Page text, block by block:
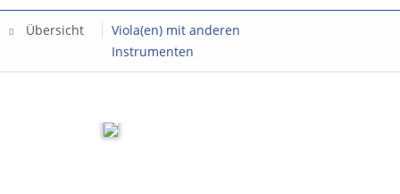
Übersicht
Viola(en) mit anderen
Instrumenten